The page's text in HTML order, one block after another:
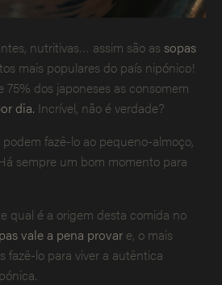
nutritivas… assim são as sopas
mais populares do país nipónico!
75% dos japoneses as consomem
dia. Incrível, não é verdade?
fazê-lo ao pequeno-almoço,
sempre um bom momento para
qual é a origem desta comida no
vale a pena provar e, o mais
fazê-lo para viver a autêntica